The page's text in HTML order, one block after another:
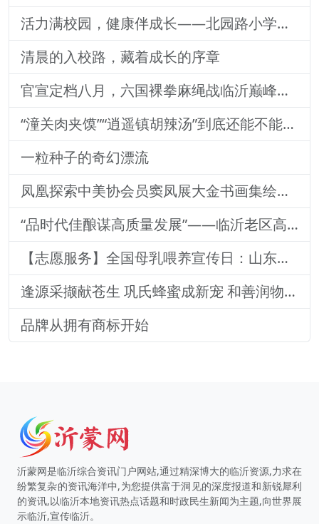
活力满校园，健康伴成长——北园路小学一二年级体质训练纪实
清晨的入校路，藏着成长的序章
官宣定档八月，六国裸拳麻绳战临沂巅峰对决！2026铁拳武风·红韵临沂国际巅峰搏击赛新闻发布会举行
“潼关肉夹馍”“逍遥镇胡辣汤”到底还能不能用？官方回
一粒种子的奇幻漂流
凤凰探索中美协会员窦凤展大金书画集绘就艺术传奇
“品时代佳酿谋高质量发展”——临沂老区高质量发展论坛暨贵州茅台酒（精品）主题活动圆满落幕
【志愿服务】全国母乳喂养宣传日：山东医专附属医院志愿者深入社区宣传母乳喂养健康知识
逢源采撷献苍生 巩氏蜂蜜成新宠 和善润物品牌就 养怡之福在沂蒙
品牌从拥有商标开始
沂蒙网是临沂综合资讯门户网站,通过精深博大的临沂资源,力求在
纷繁复杂的资讯海洋中,为您提供富于洞见的深度报道和新锐犀利
的资讯,以临沂本地资讯热点话题和时政民生新闻为主题,向世界展
示临沂,宣传临沂。